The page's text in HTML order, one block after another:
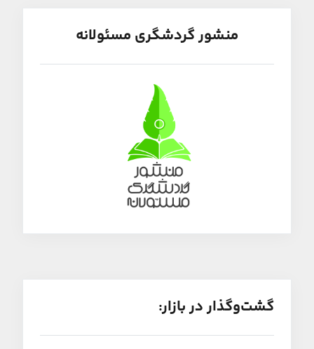
منشور گردشگری مسئولانه
گشت‌و‌گذار در بازار: